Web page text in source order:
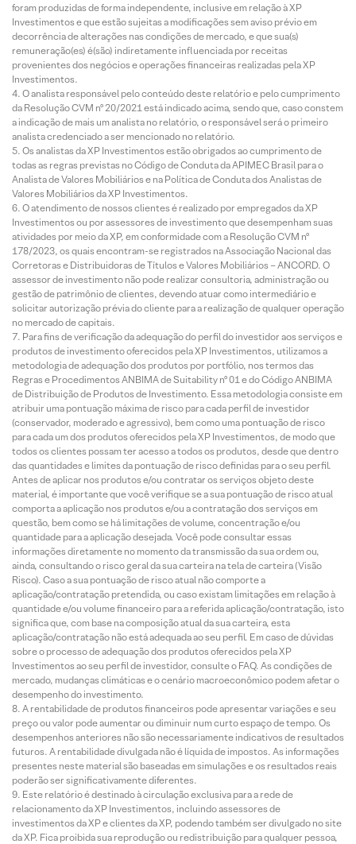
foram produzidas de forma independente, inclusive em relação à XP
Investimentos e que estão sujeitas a modificações sem aviso prévio em
decorrência de alterações nas condições de mercado, e que sua(s)
remuneração(es) é(são) indiretamente influenciada por receitas
provenientes dos negócios e operações financeiras realizadas pela XP
Investimentos.
O analista responsável pelo conteúdo deste relatório e pelo cumprimento
da Resolução CVM nº 20/2021 está indicado acima, sendo que, caso constem
a indicação de mais um analista no relatório, o responsável será o primeiro
analista credenciado a ser mencionado no relatório.
Os analistas da XP Investimentos estão obrigados ao cumprimento de
todas as regras previstas no Código de Conduta da APIMEC Brasil para o
Analista de Valores Mobiliários e na Política de Conduta dos Analistas de
Valores Mobiliários da XP Investimentos.
O atendimento de nossos clientes é realizado por empregados da XP
Investimentos ou por assessores de investimento que desempenham suas
atividades por meio da XP, em conformidade com a Resolução CVM nº
178/2023, os quais encontram-se registrados na Associação Nacional das
Corretoras e Distribuidoras de Títulos e Valores Mobiliários – ANCORD. O
assessor de investimento não pode realizar consultoria, administração ou
gestão de patrimônio de clientes, devendo atuar como intermediário e
solicitar autorização prévia do cliente para a realização de qualquer operação
no mercado de capitais.
Para fins de verificação da adequação do perfil do investidor aos serviços e
produtos de investimento oferecidos pela XP Investimentos, utilizamos a
metodologia de adequação dos produtos por portfólio, nos termos das
Regras e Procedimentos ANBIMA de Suitability nº 01 e do Código ANBIMA
de Distribuição de Produtos de Investimento. Essa metodologia consiste em
atribuir uma pontuação máxima de risco para cada perfil de investidor
(conservador, moderado e agressivo), bem como uma pontuação de risco
para cada um dos produtos oferecidos pela XP Investimentos, de modo que
todos os clientes possam ter acesso a todos os produtos, desde que dentro
das quantidades e limites da pontuação de risco definidas para o seu perfil.
Antes de aplicar nos produtos e/ou contratar os serviços objeto deste
material, é importante que você verifique se a sua pontuação de risco atual
comporta a aplicação nos produtos e/ou a contratação dos serviços em
questão, bem como se há limitações de volume, concentração e/ou
quantidade para a aplicação desejada. Você pode consultar essas
informações diretamente no momento da transmissão da sua ordem ou,
ainda, consultando o risco geral da sua carteira na tela de carteira (Visão
Risco). Caso a sua pontuação de risco atual não comporte a
aplicação/contratação pretendida, ou caso existam limitações em relação à
quantidade e/ou volume financeiro para a referida aplicação/contratação, isto
significa que, com base na composição atual da sua carteira, esta
aplicação/contratação não está adequada ao seu perfil. Em caso de dúvidas
sobre o processo de adequação dos produtos oferecidos pela XP
Investimentos ao seu perfil de investidor, consulte o FAQ. As condições de
mercado, mudanças climáticas e o cenário macroeconômico podem afetar o
desempenho do investimento.
A rentabilidade de produtos financeiros pode apresentar variações e seu
preço ou valor pode aumentar ou diminuir num curto espaço de tempo. Os
desempenhos anteriores não são necessariamente indicativos de resultados
futuros. A rentabilidade divulgada não é líquida de impostos. As informações
presentes neste material são baseadas em simulações e os resultados reais
poderão ser significativamente diferentes.
Este relatório é destinado à circulação exclusiva para a rede de
relacionamento da XP Investimentos, incluindo assessores de
investimentos da XP e clientes da XP, podendo também ser divulgado no site
da XP. Fica proibida sua reprodução ou redistribuição para qualquer pessoa,